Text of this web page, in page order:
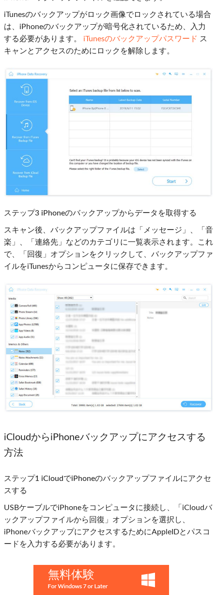
iTunesのバックアップがロック画像でロックされている場合
は、iPhoneのバックアップが暗号化されているため、入力
する必要があります。 iTunesのバックアップパスワード ス
キャンとアクセスのためにロックを解除します。
ステップ3 iPhoneのバックアップからデータを取得する
スキャン後、バックアップファイルは「メッセージ」、「音
楽」、「連絡先」などのカテゴリに一覧表示されます。これ
で、「回復」オプションをクリックして、バックアップファ
イルをiTunesからコンピュータに保存できます。
iCloudからiPhoneバックアップにアクセスする
方法
ステップ1 iCloudでiPhoneのバックアップファイルにアクセ
スする
USBケーブルでiPhoneをコンピュータに接続し、「iCloudバ
ックアップファイルから回復」オプションを選択し、
iPhoneバックアップにアクセスするためにAppleIDとパスコ
ードを入力する必要があります。
無料体験